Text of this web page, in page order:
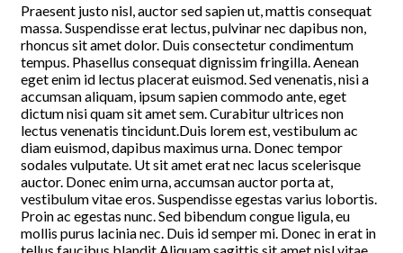
Praesent justo nisl, auctor sed sapien ut, mattis consequat
massa. Suspendisse erat lectus, pulvinar nec dapibus non,
rhoncus sit amet dolor. Duis consectetur condimentum
tempus. Phasellus consequat dignissim fringilla. Aenean
eget enim id lectus placerat euismod. Sed venenatis, nisi a
accumsan aliquam, ipsum sapien commodo ante, eget
dictum nisi quam sit amet sem. Curabitur ultrices non
lectus venenatis tincidunt.Duis lorem est, vestibulum ac
diam euismod, dapibus maximus urna. Donec tempor
sodales vulputate. Ut sit amet erat nec lacus scelerisque
auctor. Donec enim urna, accumsan auctor porta at,
vestibulum vitae eros. Suspendisse egestas varius lobortis.
Proin ac egestas nunc. Sed bibendum congue ligula, eu
mollis purus lacinia nec. Duis id semper mi. Donec in erat in
tellus faucibus blandit.Aliquam sagittis sit amet nisl vitae